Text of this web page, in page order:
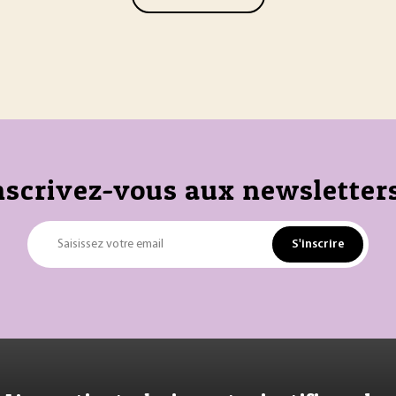
vous aux
Saisissez votre email S'inscrire